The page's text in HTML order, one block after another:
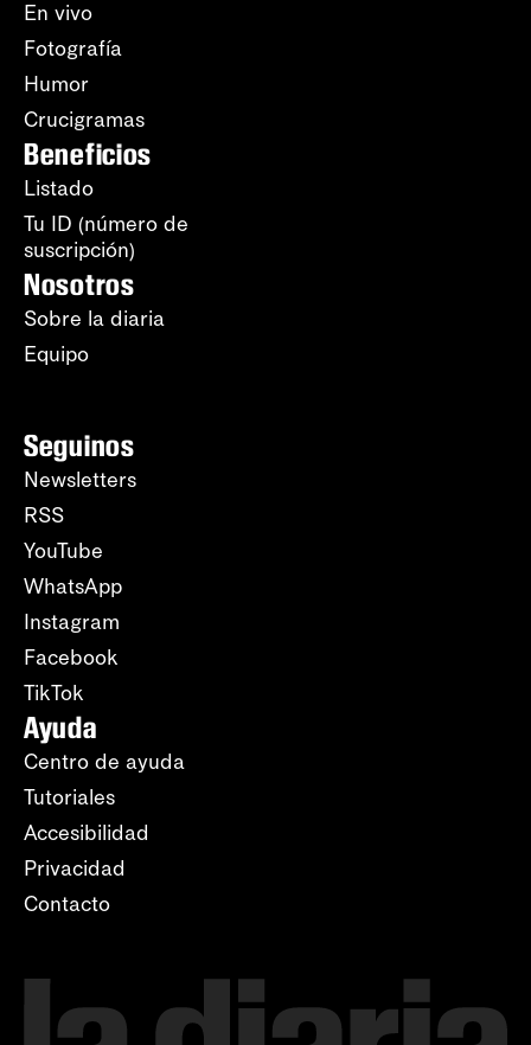
En vivo
Fotografía
Humor
Crucigramas
Beneficios
Listado
Tu ID (número de
suscripción)
Nosotros
Sobre la diaria
Equipo
Seguinos
Newsletters
RSS
YouTube
WhatsApp
Instagram
Facebook
TikTok
Ayuda
Centro de ayuda
Tutoriales
Accesibilidad
Privacidad
Contacto